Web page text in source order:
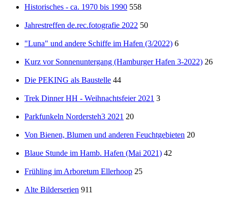
Historisches - ca. 1970 bis 1990 558
Jahrestreffen de.rec.fotografie 2022 50
"Luna" und andere Schiffe im Hafen (3/2022) 6
Kurz vor Sonnenuntergang (Hamburger Hafen 3-2022) 26
Die PEKING als Baustelle 44
Trek Dinner HH - Weihnachtsfeier 2021 3
Parkfunkeln Nordersteh3 2021 20
Von Bienen, Blumen und anderen Feuchtgebieten 20
Blaue Stunde im Hamb. Hafen (Mai 2021) 42
Frühling im Arboretum Ellerhoop 25
Alte Bilderserien 911